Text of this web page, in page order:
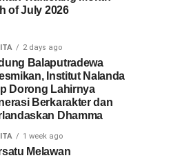
of July 2026
2 days ago
Balaputradewa
Institut Nalanda
Dorong Lahirnya
Berkarakter dan
Dhamma
1 week ago
Melawan